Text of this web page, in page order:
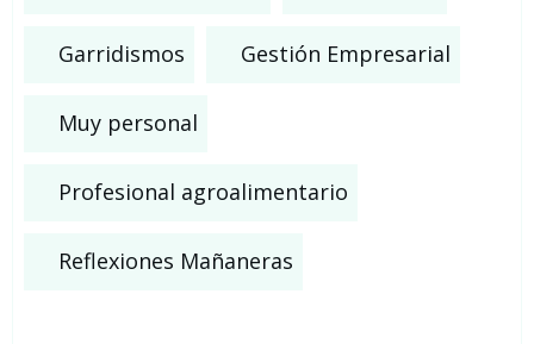
Garridismos Gestión Empresarial
Muy personal
Profesional agroalimentario
Reflexiones Mañaneras